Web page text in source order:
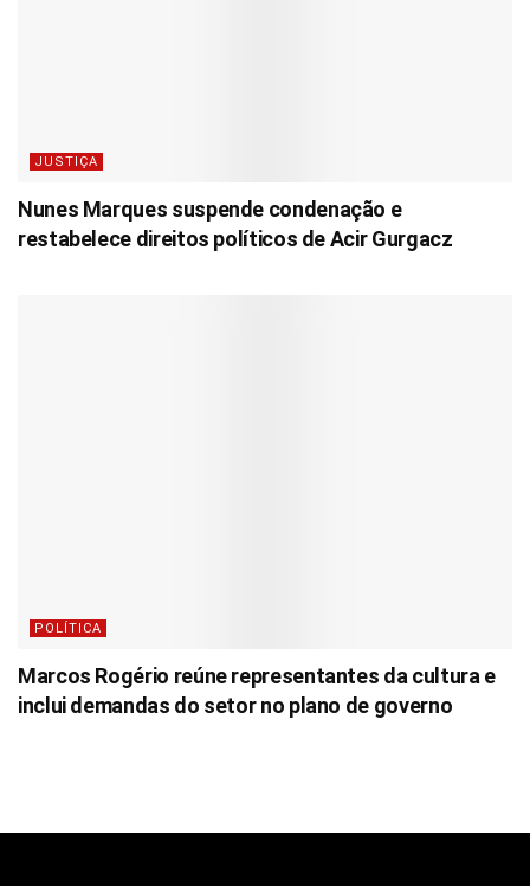
JUSTIÇA
Nunes Marques suspende condenação e
restabelece direitos políticos de Acir Gurgacz
POLÍTICA
Marcos Rogério reúne representantes da cultura e
inclui demandas do setor no plano de governo